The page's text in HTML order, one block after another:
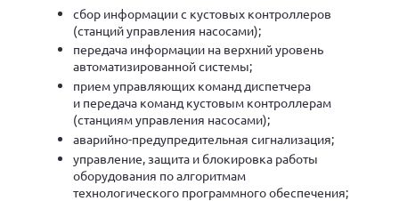
сбор информации с кустовых контроллеров
(станций управления насосами);
передача информации на верхний уровень
автоматизированной системы;
прием управляющих команд диспетчера
и передача команд кустовым контроллерам
(станциям управления насосами);
аварийно-предупредительная сигнализация;
управление, защита и блокировка работы
оборудования по алгоритмам
технологического программного обеспечения;